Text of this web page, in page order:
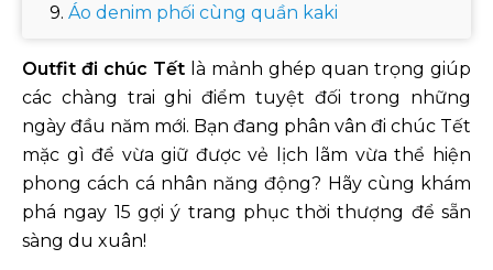
Outfit đi chúc Tết là mảnh ghép quan trọng giúp
các chàng trai ghi điểm tuyệt đối trong những
ngày đầu năm mới. Bạn đang phân vân đi chúc Tết
mặc gì để vừa giữ được vẻ lịch lãm vừa thể hiện
phong cách cá nhân năng động? Hãy cùng khám
phá ngay 15 gợi ý trang phục thời thượng để sẵn
sàng du xuân!
Áo denim phối cùng quần kaki
Áo blazer phối áo thun và quần jeans
Áo hoodie oversize và quần ống rộng
Áo khoác gió phối quần thể thao cao cấp
Áo vest nhung và quần tây sang trọng
Áo cardigan len và quần tây ống suông